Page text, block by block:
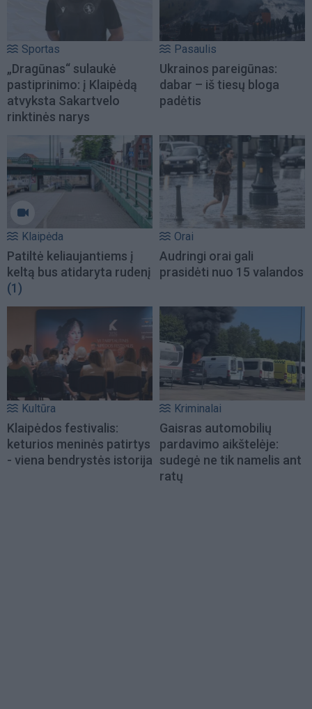
Sportas
„Dragūnas“ sulaukė
pastiprinimo: į Klaipėdą
atvyksta Sakartvelo
rinktinės narys
Pasaulis
Ukrainos pareigūnas:
dabar – iš tiesų bloga
padėtis
Klaipėda
Patiltė keliaujantiems į
keltą bus atidaryta rudenį
(1)
Orai
Audringi orai gali
prasidėti nuo 15 valandos
Kultūra
Klaipėdos festivalis:
keturios meninės patirtys
- viena bendrystės istorija
Kriminalai
Gaisras automobilių
pardavimo aikštelėje:
sudegė ne tik namelis ant
ratų